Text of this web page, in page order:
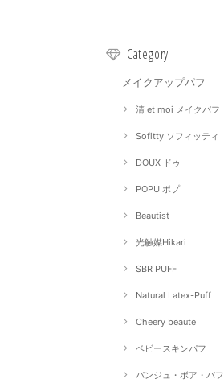
Category
メイクアップパフ
清 et moi メイクパフ
Sofitty ソフィッティ
DOUX ドゥ
POPU ポプ
Beautist
光触媒Hikari
SBR PUFF
Natural Latex-Puff
Cheery beaute
ベビースキンパフ
パンジュ・ボア・パフ